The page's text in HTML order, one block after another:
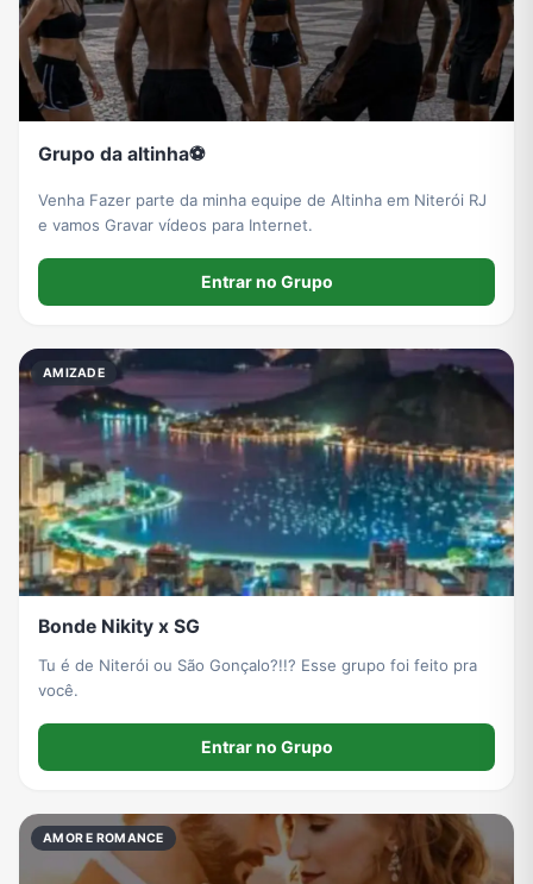
Música Namoro Notícias Outros
Política Profissões Receitas Redes Sociais
Tecnologia
Grupo de Vendas WhatsApp Grupo de Figurinhas WhatsApp Grupos de WhatsApp Free Fire
Grupo WhatsApp Corinthians Grupo WhatsApp Palmeiras Grupo WhatsApp BTS Grupo de WhatsApp Amizade
Grupos de WhatsApp do Flamengo Links
Grupos de WhatsApp Visualização de Status Grupos para Ganhar Seguidores no Instagram Grupos de Whatsapp de Kwai Grupos de WhatsApp de Tiktok
Grupo da altinha⚽️
Venha Fazer parte da minha equipe de Altinha em Niterói RJ
e vamos Gravar vídeos para Internet.
Entrar no Grupo
AMIZADE
Bonde Nikity x SG
Tu é de Niterói ou São Gonçalo?!!? Esse grupo foi feito pra
você.
Entrar no Grupo
AMOR E ROMANCE